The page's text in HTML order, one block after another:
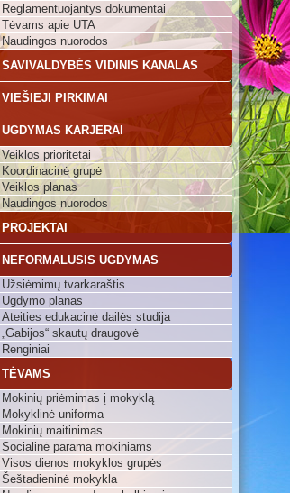
Reglamentuojantys dokumentai
Tėvams apie UTA
Naudingos nuorodos
SAVIVALDYBĖS VIDINIS KANALAS
VIEŠIEJI PIRKIMAI
UGDYMAS KARJERAI
Veiklos prioritetai
Koordinacinė grupė
Veiklos planas
Naudingos nuorodos
PROJEKTAI
NEFORMALUSIS UGDYMAS
Užsiėmimų tvarkaraštis
Ugdymo planas
Ateities edukacinė dailės studija
„Gabijos“ skautų draugovė
Renginiai
TĖVAMS
Mokinių priėmimas į mokyklą
Mokyklinė uniforma
Mokinių maitinimas
Socialinė parama mokiniams
Visos dienos mokyklos grupės
Šeštadieninė mokykla